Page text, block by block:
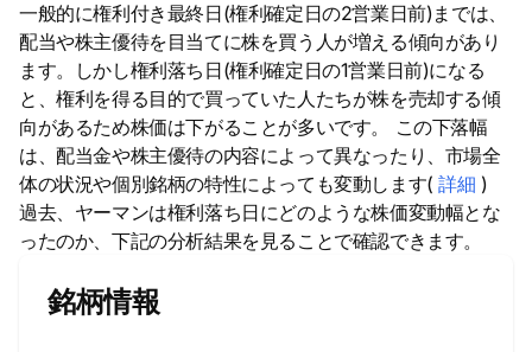
一般的に権利付き最終日(権利確定日の2営業日前)までは、
配当や株主優待を目当てに株を買う人が増える傾向があり
ます。しかし権利落ち日(権利確定日の1営業日前)になる
と、権利を得る目的で買っていた人たちが株を売却する傾
向があるため株価は下がることが多いです。 この下落幅
は、配当金や株主優待の内容によって異なったり、市場全
体の状況や個別銘柄の特性によっても変動します(詳細 )
過去、ヤーマンは権利落ち日にどのような株価変動幅とな
ったのか、下記の分析結果を見ることで確認できます。
銘柄情報